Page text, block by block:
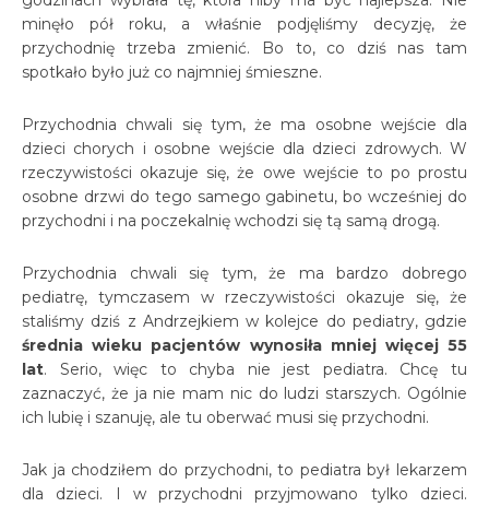
minęło pół roku, a właśnie podjęliśmy decyzję, że
przychodnię trzeba zmienić. Bo to, co dziś nas tam
spotkało było już co najmniej śmieszne.
Przychodnia chwali się tym, że ma osobne wejście dla
dzieci chorych i osobne wejście dla dzieci zdrowych. W
rzeczywistości okazuje się, że owe wejście to po prostu
osobne drzwi do tego samego gabinetu, bo wcześniej do
przychodni i na poczekalnię wchodzi się tą samą drogą.
Przychodnia chwali się tym, że ma bardzo dobrego
pediatrę, tymczasem w rzeczywistości okazuje się, że
staliśmy dziś z Andrzejkiem w kolejce do pediatry, gdzie
średnia wieku pacjentów wynosiła mniej więcej 55
lat. Serio, więc to chyba nie jest pediatra. Chcę tu
zaznaczyć, że ja nie mam nic do ludzi starszych. Ogólnie
ich lubię i szanuję, ale tu oberwać musi się przychodni.
Jak ja chodziłem do przychodni, to pediatra był lekarzem
dla dzieci. I w przychodni przyjmowano tylko dzieci.